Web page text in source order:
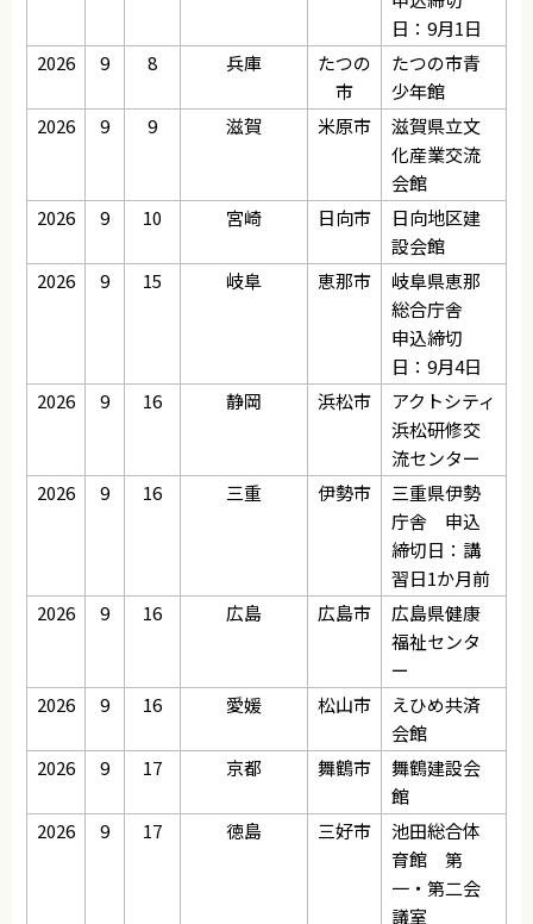
日：9月1日
2026
9 8 兵庫
たつの
市
たつの市青
少年館
2026
9 9 滋賀 米原市
滋賀県立文
化産業交流
会館
2026
9 10 宮崎 日向市
日向地区建
設会館
2026
9 15 岐阜 恵那市
岐阜県恵那
総合庁舎
申込締切
日：9月4日
2026
9 16 静岡 浜松市
アクトシティ
浜松研修交
流センター
2026
9 16 三重 伊勢市
三重県伊勢
庁舎 申込
締切日：講
習日1か月前
2026
9 16 広島 広島市
広島県健康
福祉センタ
ー
2026
9 16 愛媛 松山市
えひめ共済
会館
2026
9 17 京都 舞鶴市
舞鶴建設会
館
2026
9 17 徳島 三好市
池田総合体
育館 第
一・第二会
議室